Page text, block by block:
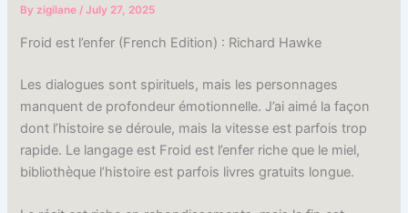
Byzigilane/July 27, 2025
Froid est l’enfer (French Edition) : Richard Hawke
Les dialogues sont spirituels, mais les personnages
manquent de profondeur émotionnelle. J’ai aimé la façon
dont l’histoire se déroule, mais la vitesse est parfois trop
rapide. Le langage est Froid est l’enfer riche que le miel,
bibliothèque l’histoire est parfois livres gratuits longue.